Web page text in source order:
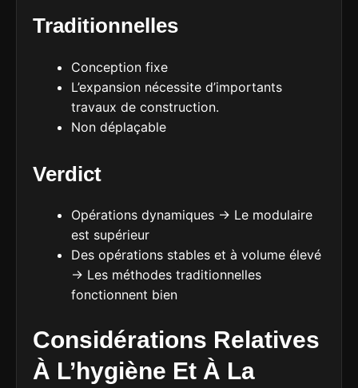
Traditionnelles
Conception fixe
L’expansion nécessite d’importants
travaux de construction.
Non déplaçable
Verdict
Opérations dynamiques → Le modulaire
est supérieur
Des opérations stables et à volume élevé
→ Les méthodes traditionnelles
fonctionnent bien
Considérations Relatives
À L’hygiène Et À La